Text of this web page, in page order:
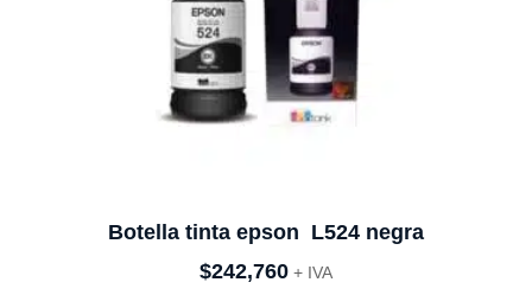
Botella tinta epson L524 negra
$242,760 + IVA